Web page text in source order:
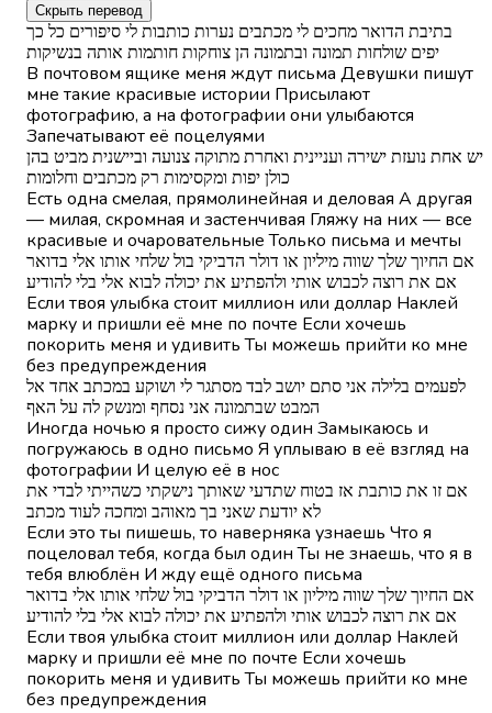
Скрыть перевод
בתיבת הדואר מחכים לי מכתבים נערות כותבות לי סיפורים כל כך
יפים שולחות תמונה ובתמונה הן צוחקות חותמות אותה בנשיקות
В почтовом ящике меня ждут письма Девушки пишут
мне такие красивые истории Присылают
фотографию, а на фотографии они улыбаются
Запечатывают её поцелуями
יש אחת נועזת ישירה ועניינית ואחרת מתוקה צנועה וביישנית מביט בהן
כולן יפות ומקסימות רק מכתבים וחלומות
Есть одна смелая, прямолинейная и деловая А другая
— милая, скромная и застенчивая Гляжу на них — все
красивые и очаровательные Только письма и мечты
אם החיוך שלך שווה מיליון או דולר הדביקי בול שלחי אותו אלי בדואר
אם את רוצה לכבוש אותי ולהפתיע את יכולה לבוא אלי בלי להודיע
Если твоя улыбка стоит миллион или доллар Наклей
марку и пришли её мне по почте Если хочешь
покорить меня и удивить Ты можешь прийти ко мне
без предупреждения
לפעמים בלילה אני סתם יושב לבד מסתגר לי ושוקע במכתב אחד אל
המבט שבתמונה אני נסחף ומנשק לה על האף
Иногда ночью я просто сижу один Замыкаюсь и
погружаюсь в одно письмо Я уплываю в её взгляд на
фотографии И целую её в нос
אם זו את כותבת אז בטוח שתדעי שאותך נישקתי כשהייתי לבדי את
לא יודעת שאני בך מאוהב ומחכה לעוד מכתב
Если это ты пишешь, то наверняка узнаешь Что я
поцеловал тебя, когда был один Ты не знаешь, что я в
тебя влюблён И жду ещё одного письма
אם החיוך שלך שווה מיליון או דולר הדביקי בול שלחי אותו אלי בדואר
אם את רוצה לכבוש אותי ולהפתיע את יכולה לבוא אלי בלי להודיע
Если твоя улыбка стоит миллион или доллар Наклей
марку и пришли её мне по почте Если хочешь
покорить меня и удивить Ты можешь прийти ко мне
без предупреждения